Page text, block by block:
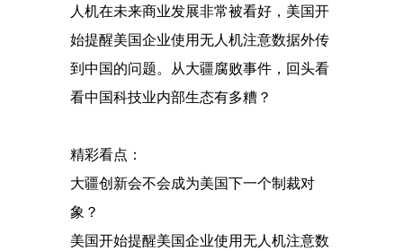
人机在未来商业发展非常被看好，美国开
始提醒美国企业使用无人机注意数据外传
到中国的问题。从大疆腐败事件，回头看
看中国科技业内部生态有多糟？
精彩看点：
大疆创新会不会成为美国下一个制裁对
象？
美国开始提醒美国企业使用无人机注意数